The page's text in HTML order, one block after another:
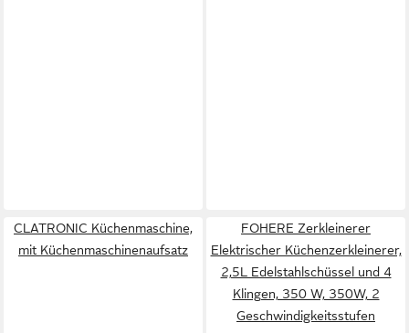
CLATRONIC Küchenmaschine,
mit Küchenmaschinenaufsatz
FOHERE Zerkleinerer
Elektrischer Küchenzerkleinerer,
2,5L Edelstahlschüssel und 4
Klingen, 350 W, 350W, 2
Geschwindigkeitsstufen